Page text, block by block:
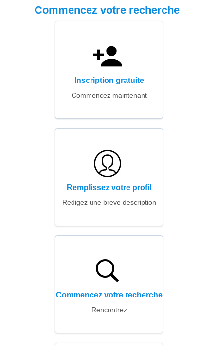
Commencez votre recherche
Inscription gratuite
Commencez maintenant
Remplissez votre profil
Redigez une breve description
Commencez votre recherche
Rencontrez